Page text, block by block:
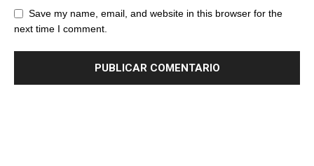
Save my name, email, and website in this browser for the
next time I comment.